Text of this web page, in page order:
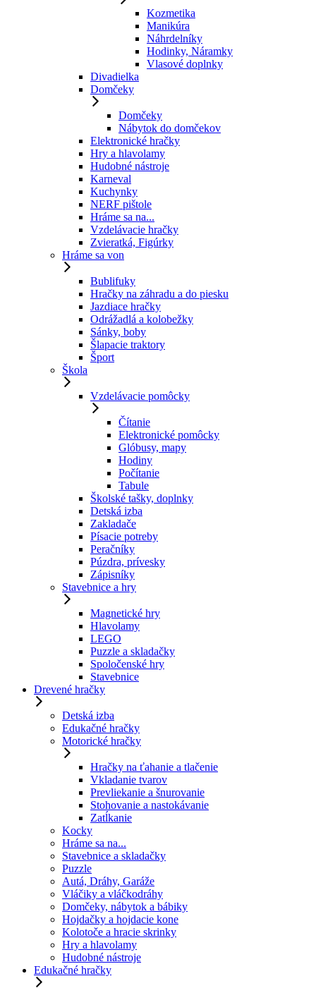
Kozmetika
Manikúra
Náhrdelníky
Hodinky, Náramky
Vlasové doplnky
Divadielka
Domčeky
Domčeky
Nábytok do domčekov
Elektronické hračky
Hry a hlavolamy
Hudobné nástroje
Karneval
Kuchynky
NERF pištole
Hráme sa na...
Vzdelávacie hračky
Zvieratká, Figúrky
Hráme sa von
Bublifuky
Hračky na záhradu a do piesku
Jazdiace hračky
Odrážadlá a kolobežky
Sánky, boby
Šlapacie traktory
Šport
Škola
Vzdelávacie pomôcky
Čítanie
Elektronické pomôcky
Glóbusy, mapy
Hodiny
Počítanie
Tabule
Školské tašky, doplnky
Detská izba
Zakladače
Písacie potreby
Peračníky
Púzdra, prívesky
Zápisníky
Stavebnice a hry
Magnetické hry
Hlavolamy
LEGO
Puzzle a skladačky
Spoločenské hry
Stavebnice
Drevené hračky
Detská izba
Edukačné hračky
Motorické hračky
Hračky na ťahanie a tlačenie
Vkladanie tvarov
Prevliekanie a šnurovanie
Stohovanie a nastokávanie
Zatĺkanie
Kocky
Hráme sa na...
Stavebnice a skladačky
Puzzle
Autá, Dráhy, Garáže
Vláčiky a vláčkodráhy
Domčeky, nábytok a bábiky
Hojdačky a hojdacie kone
Kolotoče a hracie skrinky
Hry a hlavolamy
Hudobné nástroje
Edukačné hračky